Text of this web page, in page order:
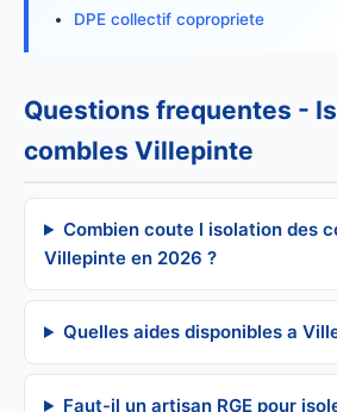
DPE collectif copropriete
Questions frequentes -
combles Villepinte
Combien coute l isolation des
Villepinte en 2026 ?
Quelles aides disponibles a
Faut-il un artisan RGE pour